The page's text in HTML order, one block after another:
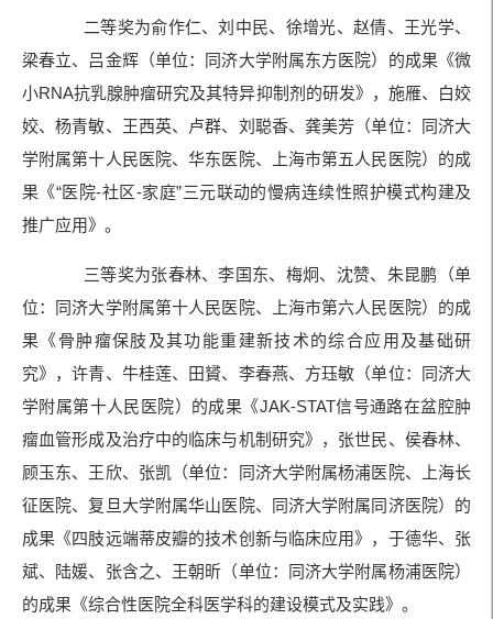
二等奖为俞作仁、刘中民、徐增光、赵倩、王光学、
梁春立、吕金辉（单位：同济大学附属东方医院）的成果《微
小RNA抗乳腺肿瘤研究及其特异抑制剂的研发》，施雁、白姣
姣、杨青敏、王西英、卢群、刘聪香、龚美芳（单位：同济大
学附属第十人民医院、华东医院、上海市第五人民医院）的成
果《“医院-社区-家庭”三元联动的慢病连续性照护模式构建及
推广应用》。
三等奖为张春林、李国东、梅炯、沈赞、朱昆鹏（单
位：同济大学附属第十人民医院、上海市第六人民医院）的成
果《骨肿瘤保肢及其功能重建新技术的综合应用及基础研
究》，许青、牛桂莲、田贇、李春燕、方珏敏（单位：同济大
学附属第十人民医院）的成果《JAK-STAT信号通路在盆腔肿
瘤血管形成及治疗中的临床与机制研究》，张世民、侯春林、
顾玉东、王欣、张凯（单位：同济大学附属杨浦医院、上海长
征医院、复旦大学附属华山医院、同济大学附属同济医院）的
成果《四肢远端蒂皮瓣的技术创新与临床应用》，于德华、张
斌、陆媛、张含之、王朝昕（单位：同济大学附属杨浦医院）
的成果《综合性医院全科医学科的建设模式及实践》。